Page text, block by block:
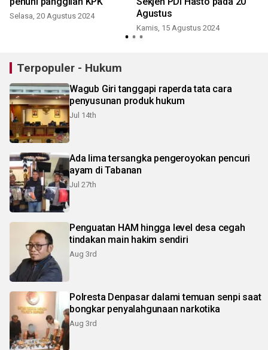
Selasa, 20 Agustus 2024
Agustus
Kamis, 15 Agustus 2024
Terpopuler - Hukum
Wagub Giri tanggapi raperda tata cara
penyusunan produk hukum
Jul 14th
Ada lima tersangka pengeroyokan pencuri
ayam di Tabanan
Jul 27th
Penguatan HAM hingga level desa cegah
tindakan main hakim sendiri
Aug 3rd
Polresta Denpasar dalami temuan senpi saat
bongkar penyalahgunaan narkotika
Aug 3rd